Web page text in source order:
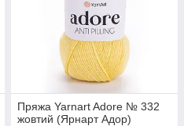
кольору та відтінку пряжі
монітора та залежно
Пряжа Yarnart Adore № 332
жовтий (Ярнарт Адор)